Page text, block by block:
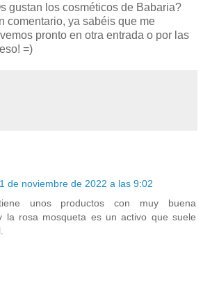
gustan los cosméticos de Babaria?
comentario, ya sabéis que me
pronto en otra entrada o por las
=)
de noviembre de 2022 a las 9:02
unos productos con muy buena
la rosa mosqueta es un activo que suele